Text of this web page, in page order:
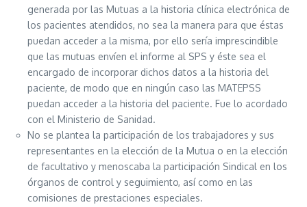
generada por las Mutuas a la historia clínica electrónica de
los pacientes atendidos, no sea la manera para que éstas
puedan acceder a la misma, por ello sería imprescindible
que las mutuas envíen el informe al SPS y éste sea el
encargado de incorporar dichos datos a la historia del
paciente, de modo que en ningún caso las MATEPSS
puedan acceder a la historia del paciente. Fue lo acordado
con el Ministerio de Sanidad.
No se plantea la participación de los trabajadores y sus
representantes en la elección de la Mutua o en la elección
de facultativo y menoscaba la participación Sindical en los
órganos de control y seguimiento, así como en las
comisiones de prestaciones especiales.